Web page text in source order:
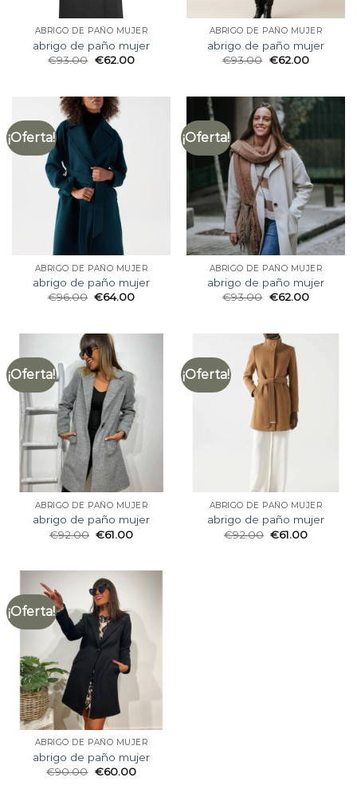
ABRIGO DE PAÑO MUJER
abrigo de paño mujer
€93.00 €62.00
ABRIGO DE PAÑO MUJER
abrigo de paño mujer
€93.00 €62.00
¡Oferta!
ABRIGO DE PAÑO MUJER
abrigo de paño mujer
€96.00 €64.00
¡Oferta!
ABRIGO DE PAÑO MUJER
abrigo de paño mujer
€93.00 €62.00
¡Oferta!
ABRIGO DE PAÑO MUJER
abrigo de paño mujer
€92.00 €61.00
¡Oferta!
ABRIGO DE PAÑO MUJER
abrigo de paño mujer
€92.00 €61.00
¡Oferta!
ABRIGO DE PAÑO MUJER
abrigo de paño mujer
€90.00 €60.00